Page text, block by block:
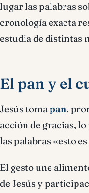
lugar las palabras
cronología exacta
estudia de distintas
El pan y el
Jesús tomapan,
acción de gracias,
las palabras «esto
El gesto une
de Jesús y